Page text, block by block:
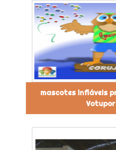
mascotes infláveis